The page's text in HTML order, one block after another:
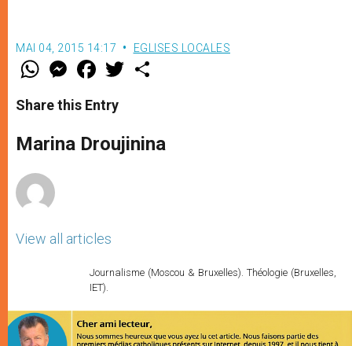
MAI 04, 2015 14:17 EGLISES LOCALES
W
t
s
p
p
M
e
s
e
g
e
F
a
e
b
o
k
w
r
Share this Entry
Marina Droujinina
View all articles
Journalisme (Moscou & Bruxelles). Théologie (Bruxelles,
IET).